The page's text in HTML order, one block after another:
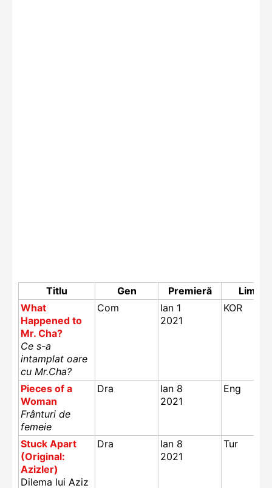
Titlu Gen Premieră
Limbă
What
Happened to
Mr. Cha?
Ce s-a
intamplat oare
cu Mr.Cha?
Com
Ian 1
2021
KOR
Pieces of a
Woman
Frânturi de
femeie
Dra
Ian 8
2021
Eng
Stuck Apart
(Original:
Azizler)
Dilema lui Aziz
Dra
Ian 8
2021
Tur